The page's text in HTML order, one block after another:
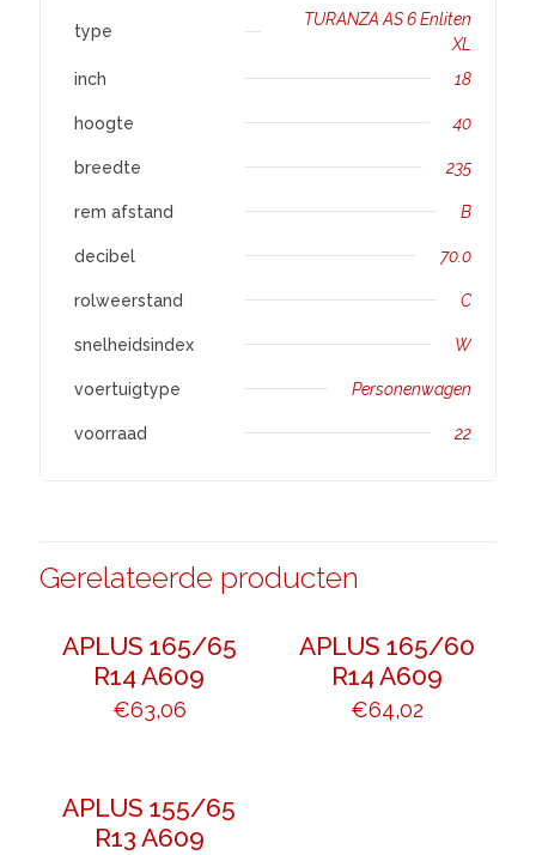
type
TURANZA AS 6 Enliten
XL
inch
18
hoogte 40
breedte 235
rem afstand B
decibel 70.0
rolweerstand C
snelheidsindex W
voertuigtype Personenwagen
voorraad 22
Gerelateerde producten
APLUS 165/65
R14 A609
€63,06
APLUS 165/60
R14 A609
€64,02
APLUS 155/65
R13 A609